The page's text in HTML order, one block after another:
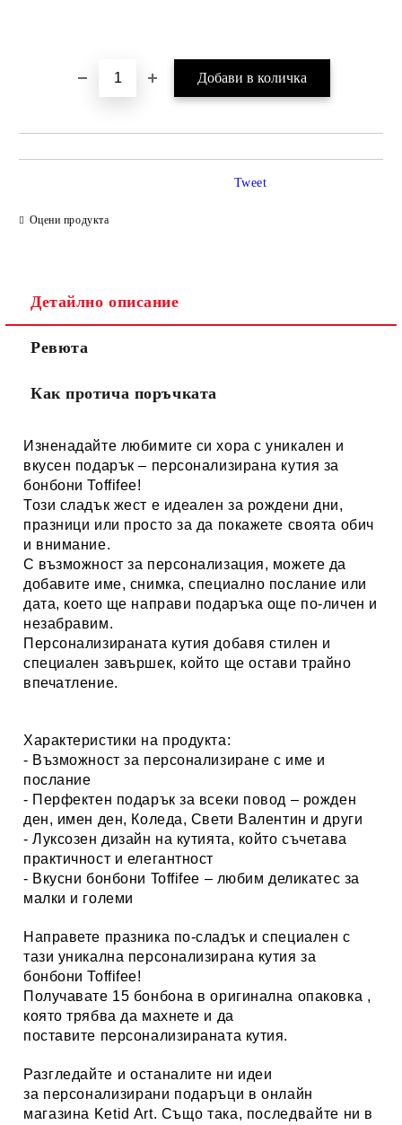
Оцени продукта
Tweet
Детайлно описание
Ревюта
Как протича поръчката
Изненадайте любимите си хора с уникален и
вкусен подарък – персонализирана кутия за
бонбони Toffifee!
Този сладък жест е идеален за рождени дни,
празници или просто за да покажете своята обич
и внимание.
С възможност за персонализация, можете да
добавите име, снимка, специално послание или
дата, което ще направи подаръка още по-личен и
незабравим.
Персонализираната кутия добавя стилен и
специален завършек, който ще остави трайно
впечатление.
Характеристики на продукта:
- Възможност за персонализиране с име и
послание
- Перфектен подарък за всеки повод – рожден
ден, имен ден, Коледа, Свети Валентин и други
- Луксозен дизайн на кутията, който съчетава
практичност и елегантност
- Вкусни бонбони Toffifee – любим деликатес за
малки и големи
Направете празника по-сладък и специален с
тази уникална персонализирана кутия за
бонбони Toffifee!
Получавате 15 бонбона в оригинална опаковка ,
която трябва да махнете и да
поставите персонализираната кутия.
Разгледайте и останалите ни идеи
за персонализирани подаръци в онлайн
магазина Ketid Art. Също така, последвайте ни в